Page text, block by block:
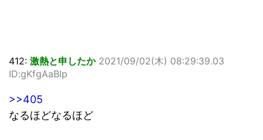
412: 激熱と申したか 2021/09/02(木) 08:29:39.03
ID:gKfgAaBlp
>>405
なるほどなるほど